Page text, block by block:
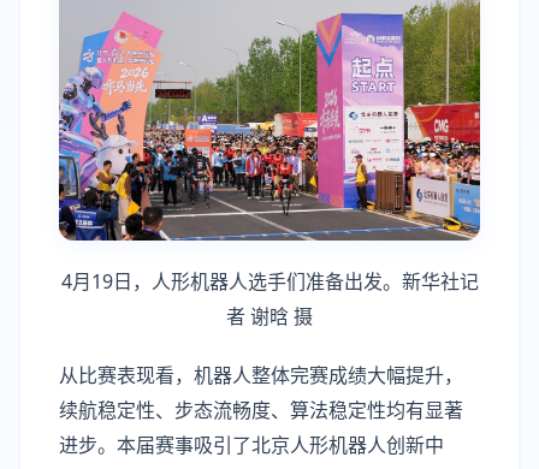
4月19日，人形机器人选手们准备出发。新华社记
者 谢晗 摄
从比赛表现看，机器人整体完赛成绩大幅提升，
续航稳定性、步态流畅度、算法稳定性均有显著
进步。本届赛事吸引了北京人形机器人创新中